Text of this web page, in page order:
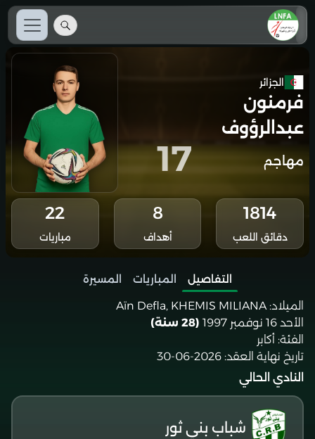
الجزائر
فرمنون
عبدالرؤوف
مهاجم 17
1814
دقائق اللعب
8
أهداف
22
مباريات
التفاصيل المباريات
المسيرة
الميلاد: Aïn Defla, KHEMIS MILIANA
الأحد 16 نوفمبر 1997
(28 سنة)
الفئة: أكابر
تاريخ نهاية العقد: 2026-06-30
النادي الحالي
شباب بني ثور